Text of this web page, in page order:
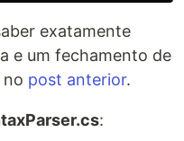
exatamente
e um fechamento de
no post anterior.
: